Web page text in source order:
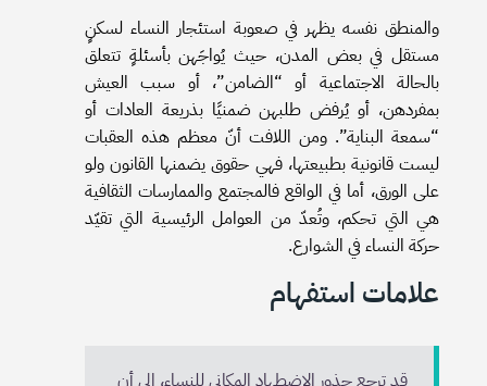
والمنطق نفسه يظهر في صعوبة استئجار النساء لسكنٍ
مستقل في بعض المدن، حيث يُواجَهن بأسئلةٍ تتعلق
بالحالة الاجتماعية أو “الضامن”، أو سبب العيش
بمفردهن، أو يُرفض طلبهن ضمنيًا بذريعة العادات أو
“سمعة البناية”. ومن اللافت أنّ معظم هذه العقبات
ليست قانونية بطبيعتها، فهي حقوق يضمنها القانون ولو
على الورق، أما في الواقع فالمجتمع والممارسات الثقافية
هي التي تحكم، وتُعدّ من العوامل الرئيسية التي تقيّد
حركة النساء في الشوارع.
علامات استفهام
قد ترجع جذور الاضطهاد المكاني للنساء، إلى أن